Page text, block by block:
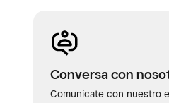
Conversa con
Comunícate con nuestro